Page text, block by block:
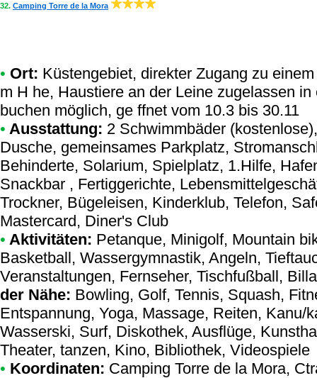
32. Camping Torre de la Mora
• Ort: Küstengebiet, direkter Zugang zu
m H he, Haustiere an der Leine zugelassen
buchen möglich, ge ffnet vom 10.3 bis 30.11
• Ausstattung: 2 Schwimmbäder
Dusche, gemeinsames Parkplatz,
Behinderte, Solarium, Spielplatz, 1.Hilfe,
Snackbar , Fertiggerichte,
Trockner, Bügeleisen, Kinderklub, Telefon,
Mastercard, Diner's Club
• Aktivitäten: Petanque, Minigolf, Mountain
Basketball, Wassergymnastik, Angeln,
Veranstaltungen, Fernseher, Tischfußball,
der Nähe: Bowling, Golf, Tennis, Squash,
Entspannung, Yoga, Massage, Reiten, Kanu/
Wasserski, Surf, Diskothek, Ausflüge,
Theater, tanzen, Kino, Bibliothek, Videospiele
• Koordinaten: Camping Torre de la Mora,